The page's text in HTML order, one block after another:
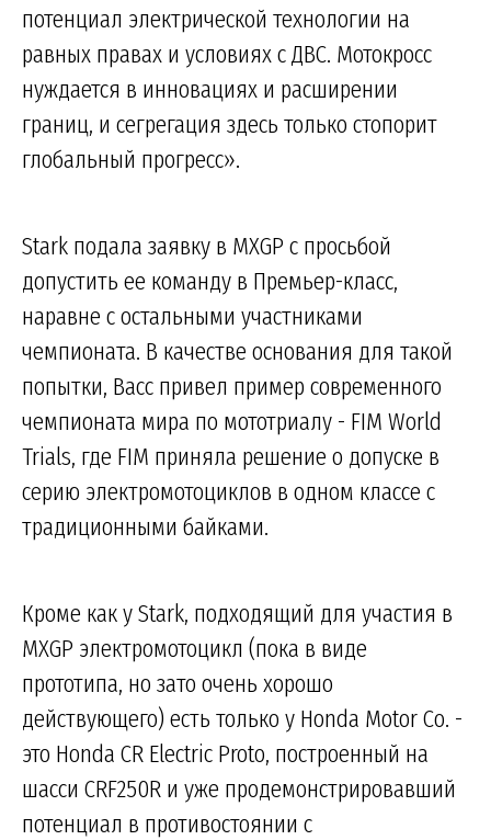
потенциал электрической технологии на
равных правах и условиях с ДВС. Мотокросс
нуждается в инновациях и расширении
границ, и сегрегация здесь только стопорит
глобальный прогресс».
Stark подала заявку в MXGP с просьбой
допустить ее команду в Премьер-класс,
наравне с остальными участниками
чемпионата. В качестве основания для такой
попытки, Васс привел пример современного
чемпионата мира по мототриалу - FIM World
Trials, где FIM приняла решение о допуске в
серию электромотоциклов в одном классе с
традиционными байками.
Кроме как у Stark, подходящий для участия в
MXGP электромотоцикл (пока в виде
прототипа, но зато очень хорошо
действующего) есть только у Honda Motor Co. -
это Honda CR Electric Proto, построенный на
шасси CRF250R и уже продемонстрировавший
потенциал в противостоянии с